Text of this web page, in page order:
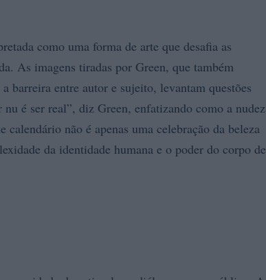
como uma forma de arte que desafia as
As imagens tiradas por Green, que também
barreira entre autor e sujeito, levantam questões
é ser real”, diz Green, enfatizando como a nudez
não é apenas uma celebração da beleza
da identidade humana e o poder do corpo de